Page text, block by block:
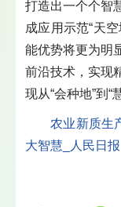
打造出一个个智
成应用示范“天
能优势将更为明
前沿技术，实现
现从“会种地”到“
农业新质生
大智慧_人民日报